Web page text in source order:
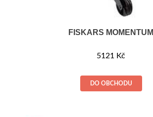
FISKARS MOMENTUM
5121 Kč
DO OBCHODU